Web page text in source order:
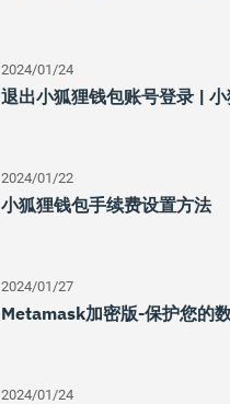
2024/01/24
退出小狐狸钱包账号登录 |
2024/01/22
小狐狸钱包手续费设置方法
2024/01/27
Metamask加密版-保护您的
2024/01/24